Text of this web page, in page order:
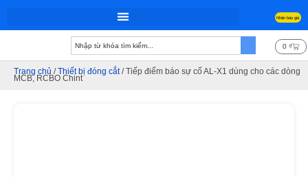
Nhận báo giá
0 ₫
Trang chủ /Thiết bị đóng cắt/ Tiếp điểm báo sự cố AL-X1 dùng cho các dòng
MCB, RCBO Chint